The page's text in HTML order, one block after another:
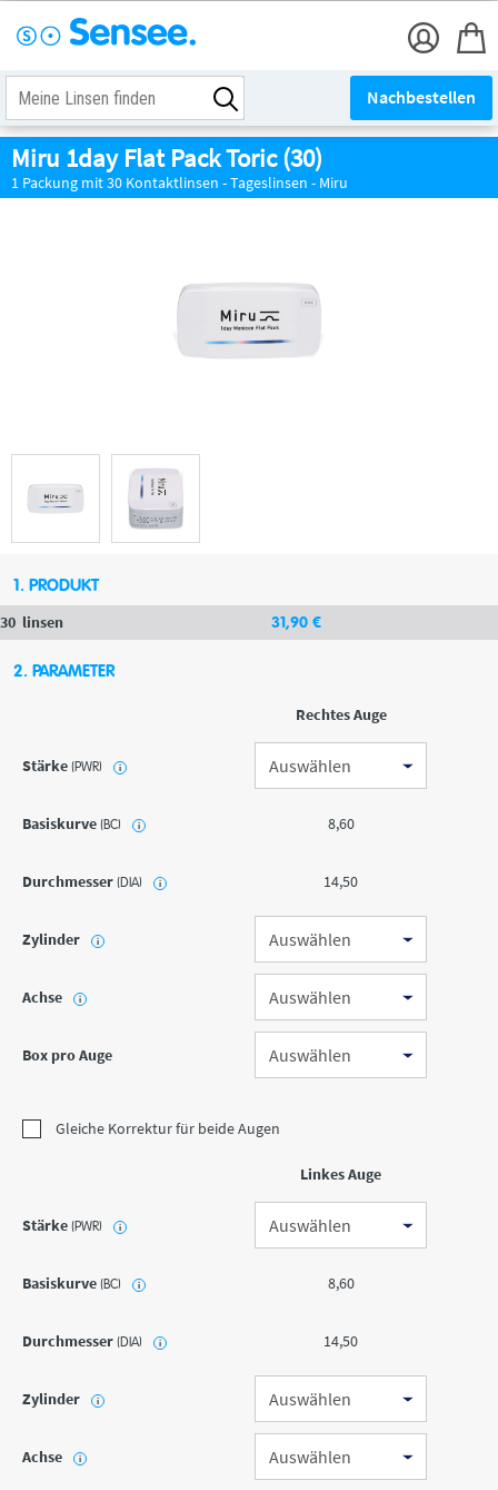
Nachbestellen
Miru 1day Flat Pack Toric (30)
1 Packung mit 30 Kontaktlinsen - Tageslinsen - Miru
1. PRODUKT
30 linsen 31,90 €
2. PARAMETER
Rechtes Auge
Stärke(PWR) i
Basiskurve(BC) i 8,60
Durchmesser(DIA) i 14,50
Zylinder i
Achse i
Box pro Auge
Gleiche Korrektur für beide Augen
Linkes Auge
Stärke(PWR) i
Basiskurve(BC) i 8,60
Durchmesser(DIA) i 14,50
Zylinder i
Achse i